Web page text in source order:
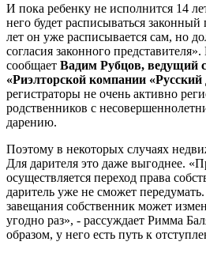
И пока ребенку не исполнится 14
него будет расписываться законный
лет он уже расписывается сам, но
согласия законного
сообщает Вадим Рубцов, ведущий
«Риэлторской компании
регистраторы не очень активно
родственников с
дарению.
Поэтому в некоторых случаях
Для дарителя это даже выгоднее.
осуществляется переход права
даритель уже не сможет
завещания собственник может
угодно раз», - рассуждает Римма
образом, у него есть путь к